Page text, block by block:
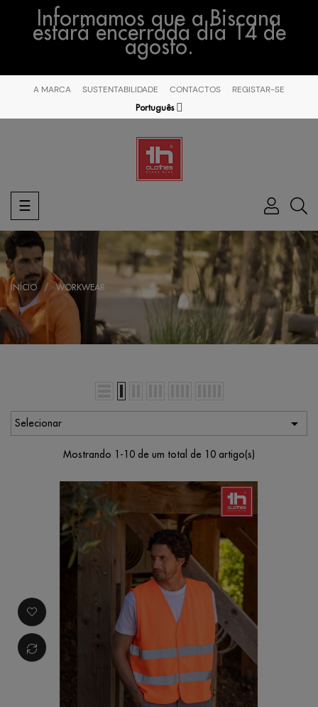
Informamos que a Biscana
estará encerrada dia 14 de
agosto.
A MARCA SUSTENTABILIDADE CONTACTOS REGISTAR-SE
Português
Toggle
navigation
☰
INÍCIO WORKWEAR
Selecionar 
Mostrando 1-10 de um total de 10 artigo(s)